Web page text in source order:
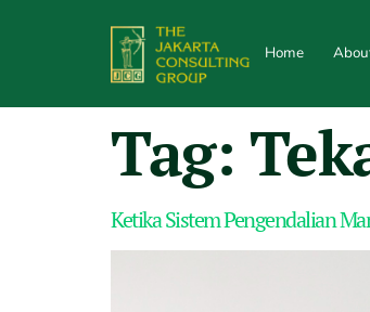
Home
Tag:
Ketika Sistem Pengendalian